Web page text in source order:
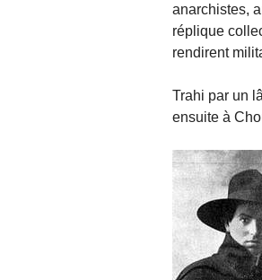
anarchistes,
réplique
rendirent
Trahi par un
ensuite à